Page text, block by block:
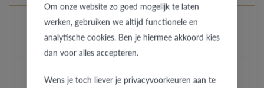
À quelles bagues l’assurance vol s’applique-t-
elle ?
Om onze website zo goed mogelijk te laten
werken, gebruiken we altijd functionele en
analytische cookies. Ben je hiermee akkoord kies
dan voor alles accepteren.
Wens je toch liever je privacyvoorkeuren aan te